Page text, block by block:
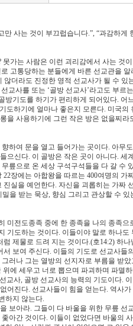
사는 것이 부끄럽습니다.”, “과감하게
가는 사람은 이런 괴리감에서 사는 것
고통당하는 분들에게 바른 선교관을 알
더라도 진정한 영적 선교사가 될 수 있
교사를 또는 ‘골방 선교사’라고도 부르
방기도를 하기가 편리하게 되어있다. 어
도하기에 얼마나 좋은지 모른다. 미국의
을 사용하기에 그런 작은 방은 없을찌라
하여 문을 열고 들어가는 곳이다. 아무
으신다. 이 골방은 작은 곳이 아니다. 세
릎으로 온 세상 구석구석들을 다 갈 수
장에는 아합왕을 따르는 400여명의 가
실을 예언한다. 자신을 괴롭히는 가짜
을 받는 묵상, 향심 그리고 관상할 수 있
미전도종족 중에 한 종족을 나의 종족으
기도하는 것이다. 이들이야 말로 하나도
제물로 드려 지는 것이다.(호14:2) 하나
보여 주신다. 이들의 기도로 선교사들
러나 그는 열방의 선지자로 부름을 받
에 세우고 너로 뽑으며 파괴하며 파멸
교사, 골방 선교사의 능력의 기도이다.
어진다. 선교사들이 힘을 얻는다. 역사
하지 않는다.
보아라. 그들이 다 바울을 위한 무릎 선
아간 것이다. 이들이 없었다면 바울의